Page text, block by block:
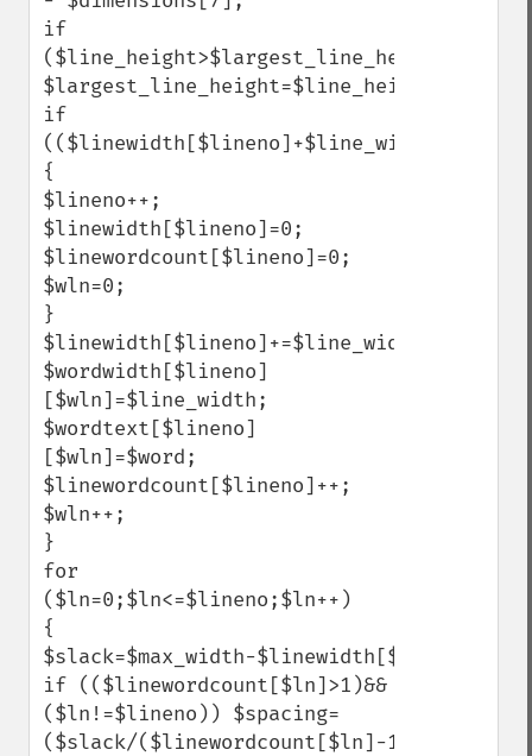
if
($line_height>$largest_line_height)
$largest_line_height=$line_height;
if
{
$lineno++;
$linewidth[$lineno]=0;
$linewordcount[$lineno]=0;
$wln=0;
}
$wordwidth[$lineno]
[$wln]=$line_width;
$wordtext[$lineno]
[$wln]=$word;
$linewordcount[$lineno]++;
$wln++;
}
for
($ln=0;$ln<=$lineno;$ln++)
{
$slack=$max_width-$linewidth[$ln];
if (($linewordcount[$ln]>1)&&
($ln!=$lineno)) $spacing=
($slack/($linewordcount[$ln]-1));